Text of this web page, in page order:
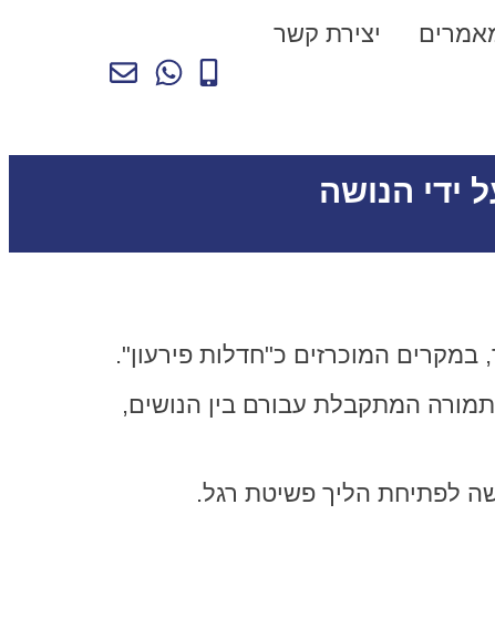
יצירת קשר
ידי הנושה
המוכרזים כ"חדלות פירעון".
המתקבלת עבורם בין הנושים,
לפתיחת הליך פשיטת רגל.